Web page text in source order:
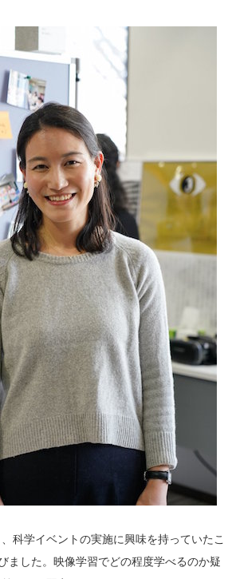
科学イベントの実施に興味を持っていたこ
ました。映像学習でどの程度学べるのか疑